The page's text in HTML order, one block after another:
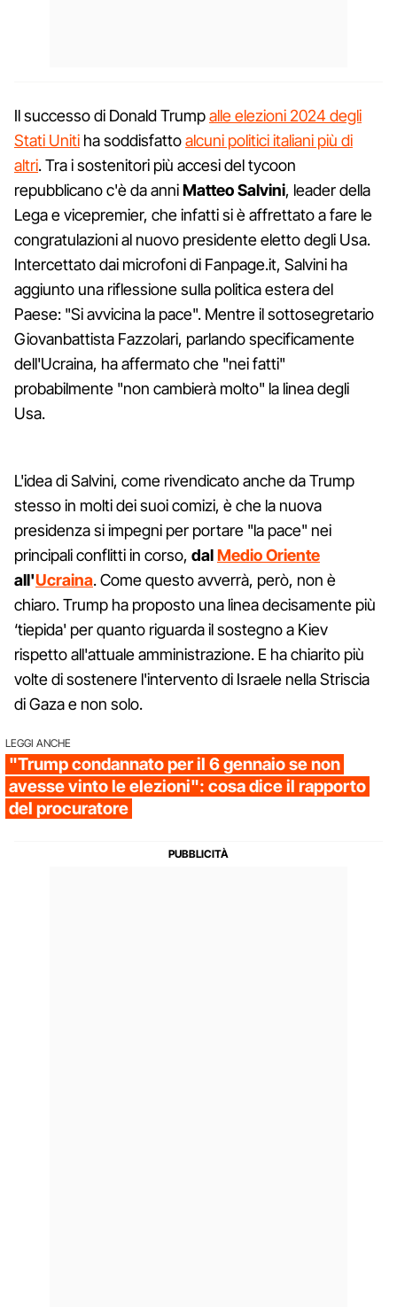
Il successo di Donald Trumpalle elezioni 2024 degli
Stati Uniti ha soddisfattoalcuni politici italiani più di
altri. Tra i sostenitori più accesi del tycoon
repubblicano c'è da anniMatteo Salvini, leader della
Lega e vicepremier, che infatti si è affrettato a fare le
congratulazioni al nuovo presidente eletto degli Usa.
Intercettato dai microfoni di Fanpage.it, Salvini ha
aggiunto una riflessione sulla politica estera del
Paese: "Si avvicina la pace". Mentre il sottosegretario
Giovanbattista Fazzolari, parlando specificamente
dell'Ucraina, ha affermato che "nei fatti"
probabilmente "non cambierà molto" la linea degli
Usa.
L'idea di Salvini, come rivendicato anche da Trump
stesso in molti dei suoi comizi, è che la nuova
presidenza si impegni per portare "la pace" nei
principali conflitti in corso, dalMedio Oriente
all'Ucraina. Come questo avverrà, però, non è
chiaro. Trump ha proposto una linea decisamente più
‘tiepida' per quanto riguarda il sostegno a Kiev
rispetto all'attuale amministrazione. E ha chiarito più
volte di sostenere l'intervento di Israele nella Striscia
di Gaza e non solo.
LEGGI ANCHE
"Trump condannato per il 6 gennaio se non
avesse vinto le elezioni": cosa dice il rapporto
del procuratore